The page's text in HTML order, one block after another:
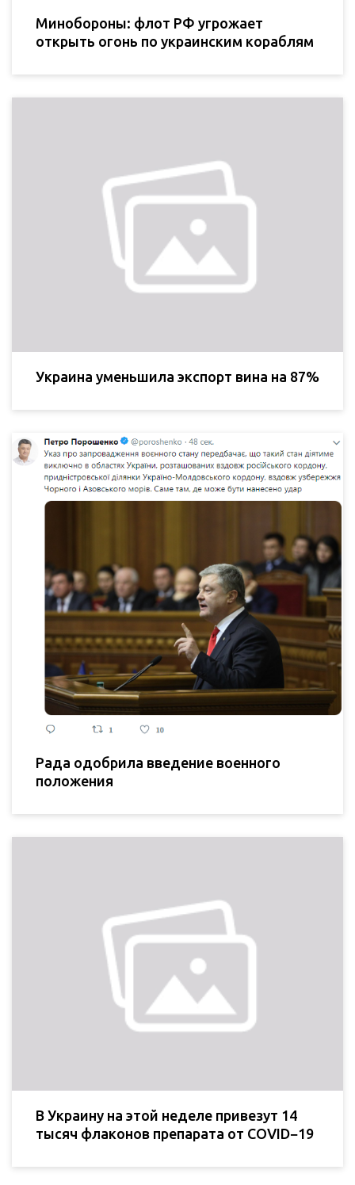
Минобороны: флот РФ угрожает
открыть огонь по украинским кораблям
Украина уменьшила экспорт вина на 87%
Рада одобрила введение военного
положения
В Украину на этой неделе привезут 14
тысяч флаконов препарата от COVID−19